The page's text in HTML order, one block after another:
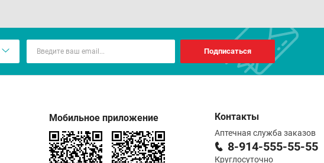
Подписаться
Мобильное приложение Контакты
Аптечная служба заказов
8-914-555-55-55
Круглосуточно